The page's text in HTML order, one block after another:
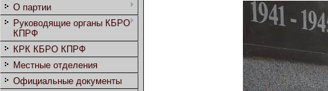
О партии
Руководящие органы КБРО
КПРФ
КРК КБРО КПРФ
Местные отделения
Официальные документы